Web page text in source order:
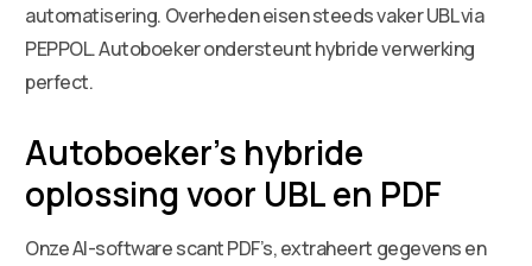
automatisering. Overheden eisen steeds vaker UBL via
PEPPOL. Autoboeker ondersteunt hybride verwerking
perfect.
Autoboeker’s hybride
oplossing voor UBL en PDF
Onze AI-software scant PDF’s, extraheert gegevens en